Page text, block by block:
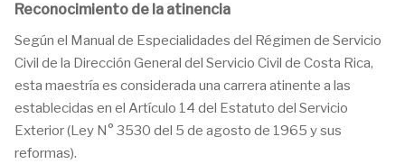
Reconocimiento de la atinencia
Según el Manual de Especialidades del Régimen de Servicio
Civil de la Dirección General del Servicio Civil de Costa Rica,
esta maestría es considerada una carrera atinente a las
establecidas en el Artículo 14 del Estatuto del Servicio
Exterior (Ley N° 3530 del 5 de agosto de 1965 y sus
reformas).